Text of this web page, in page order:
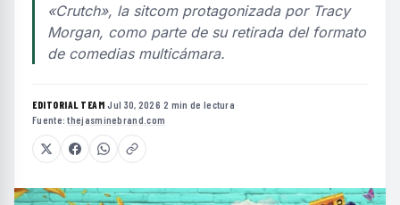
«Crutch», la sitcom protagonizada por Tracy
Morgan, como parte de su retirada del formato
de comedias multicámara.
EDITORIAL TEAM·Jul 30, 2026·2 min de lectura·
Fuente:thejasminebrand.com